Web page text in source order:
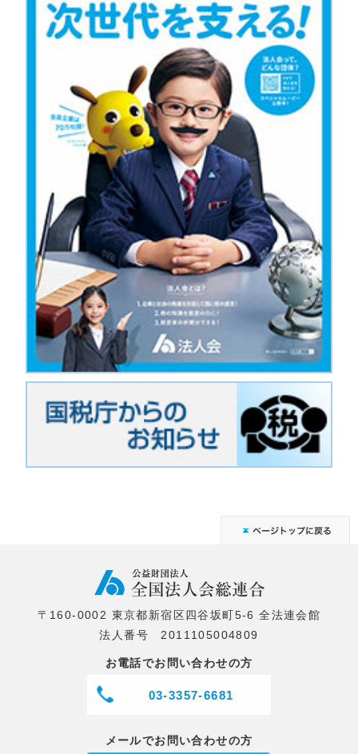
〒160-0002 東京都新宿区四谷坂町5-6 全法連会館
法人番号 2011105004809
お電話でお問い合わせの方
03-3357-6681
メールでお問い合わせの方